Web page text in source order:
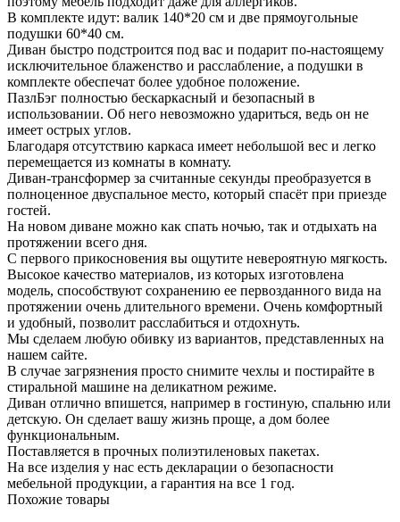
В комплекте идут: валик 140*20 см и две прямоугольные
подушки 60*40 см.
Диван быстро подстроится под вас и подарит по-настоящему
исключительное блаженство и расслабление, а подушки в
комплекте обеспечат более удобное положение.
ПазлБэг полностью бескаркасный и безопасный в
использовании. Об него невозможно удариться, ведь он не
имеет острых углов.
Благодаря отсутствию каркаса имеет небольшой вес и легко
перемещается из комнаты в комнату.
Диван-трансформер за считанные секунды преобразуется в
полноценное двуспальное место, который спасёт при приезде
гостей.
На новом диване можно как спать ночью, так и отдыхать на
протяжении всего дня.
С первого прикосновения вы ощутите невероятную мягкость.
Высокое качество материалов, из которых изготовлена
модель, способствуют сохранению ее первозданного вида на
протяжении очень длительного времени. Очень комфортный
и удобный, позволит расслабиться и отдохнуть.
Мы сделаем любую обивку из вариантов, представленных на
нашем сайте.
В случае загрязнения просто снимите чехлы и постирайте в
стиральной машине на деликатном режиме.
Диван отлично впишется, например в гостиную, спальню или
детскую. Он сделает вашу жизнь проще, а дом более
функциональным.
Поставляется в прочных полиэтиленовых пакетах.
На все изделия у нас есть декларации о безопасности
мебельной продукции, а гарантия на все 1 год.
Похожие товары